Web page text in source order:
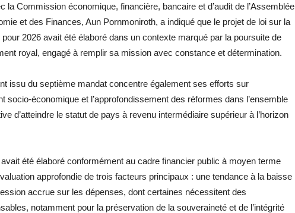
la Commission économique, financière, bancaire et d’audit de l’Assemblée
et des Finances, Aun Pornmoniroth, a indiqué que le projet de loi sur la
2026 avait été élaboré dans un contexte marqué par la poursuite de
royal, engagé à remplir sa mission avec constance et détermination.
issu du septième mandat concentre également ses efforts sur
socio-économique et l’approfondissement des réformes dans l’ensemble
d’atteindre le statut de pays à revenu intermédiaire supérieur à l’horizon
été élaboré conformément au cadre financier public à moyen terme
approfondie de trois facteurs principaux : une tendance à la baisse
accrue sur les dépenses, dont certaines nécessitent des
notamment pour la préservation de la souveraineté et de l’intégrité